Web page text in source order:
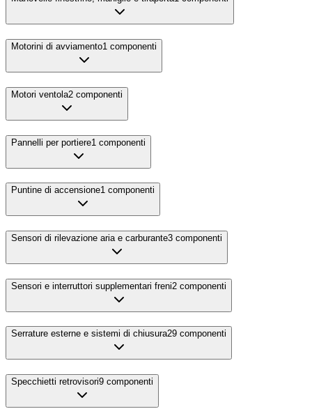
Motorini di avviamento1 componenti
Motori ventola2 componenti
Pannelli per portiere1 componenti
Puntine di accensione1 componenti
Sensori di rilevazione aria e carburante3 componenti
Sensori e interruttori supplementari freni2 componenti
Serrature esterne e sistemi di chiusura29 componenti
Specchietti retrovisori9 componenti